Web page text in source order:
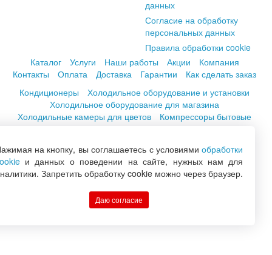
данных
Согласие на обработку
персональных данных
Правила обработки cookie
Каталог
Услуги Наши работы Акции
Компания
Контакты
Оплата Доставка Гарантии
Как сделать заказ
Кондиционеры
Холодильное оборудование и установки
Холодильное оборудование для магазина
Холодильные камеры для цветов
Компрессоры бытовые
+7 (846) 222-06-06
+7 (846) 228-76-46
Заказать обратный звонок
на кнопку, вы соглашаетесь с условиямиобработки
и данных о поведении на сайте, нужных нам для
Запретить обработку cookie можно через браузер.
Даю согласие